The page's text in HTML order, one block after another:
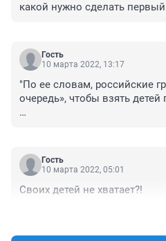
какой нужно сделать
Гость
10 марта 2022, 13:17
"По ее словам, российские
очередь», чтобы взять детей
Гость
10 марта 2022, 05:01
Своих детей не хватает?!